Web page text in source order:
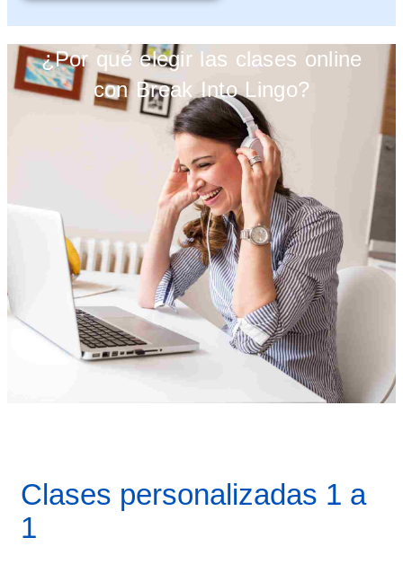
¿Por qué elegir las clases online
con Break Into Lingo?
Clases personalizadas 1 a
1